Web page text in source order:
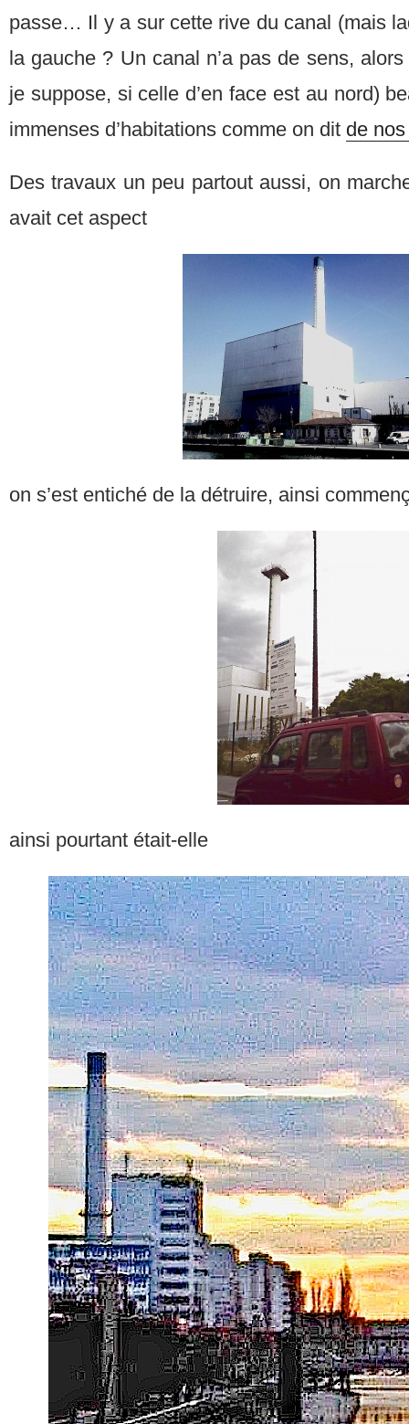
passe… Il y a sur cette rive du canal (mais
la gauche ? Un canal n’a pas de sens,
je suppose, si celle d’en face est au nord)
immenses d’habitations comme on dit de
Des travaux un peu partout aussi, on
avait cet aspect
on s’est entiché de la détruire, ainsi
ainsi pourtant était-elle